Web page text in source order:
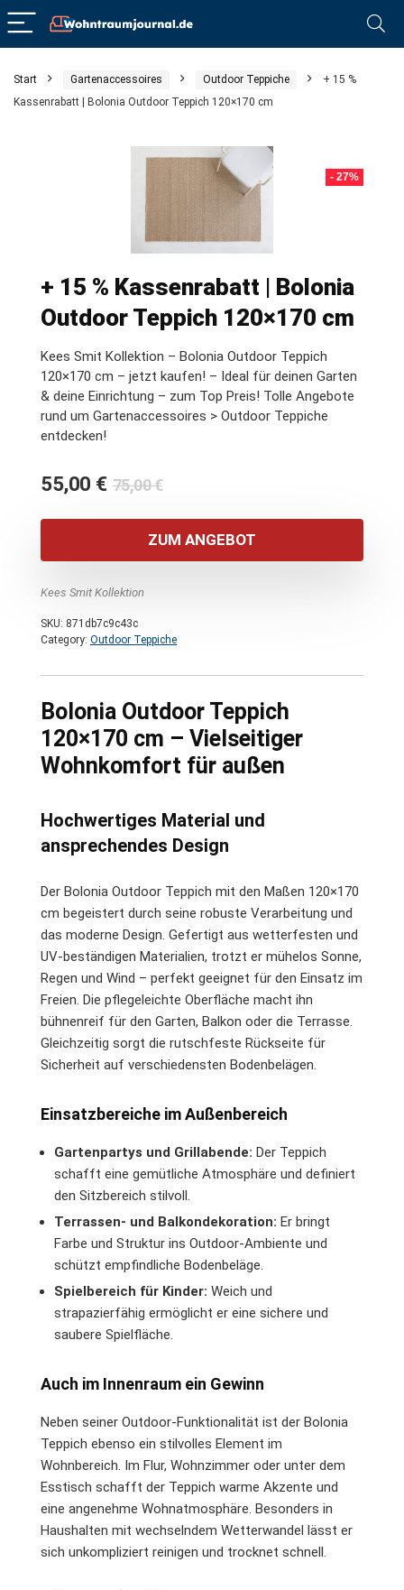
Start Gartenaccessoires Outdoor Teppiche
+ 15 %
Kassenrabatt | Bolonia Outdoor Teppich 120×170 cm
- 27%
+ 15 % Kassenrabatt | Bolonia
Outdoor Teppich 120×170 cm
Kees Smit Kollektion – Bolonia Outdoor Teppich
120×170 cm – jetzt kaufen! – Ideal für deinen Garten
& deine Einrichtung – zum Top Preis! Tolle Angebote
rund um Gartenaccessoires > Outdoor Teppiche
entdecken!
75,00€Ursprünglicher
war:
75,00 €
55,00 €
Aktueller
ist:
55,00 €.
ZUM ANGEBOT
Kees Smit Kollektion
SKU: 871db7c9c43c
Category: Outdoor Teppiche
Bolonia Outdoor Teppich
120×170 cm – Vielseitiger
Wohnkomfort für außen
Hochwertiges Material und
ansprechendes Design
Der Bolonia Outdoor Teppich mit den Maßen 120×170
cm begeistert durch seine robuste Verarbeitung und
das moderne Design. Gefertigt aus wetterfesten und
UV-beständigen Materialien, trotzt er mühelos Sonne,
Regen und Wind – perfekt geeignet für den Einsatz im
Freien. Die pflegeleichte Oberfläche macht ihn
bühnenreif für den Garten, Balkon oder die Terrasse.
Gleichzeitig sorgt die rutschfeste Rückseite für
Sicherheit auf verschiedensten Bodenbelägen.
Einsatzbereiche im Außenbereich
Gartenpartys und Grillabende: Der Teppich
schafft eine gemütliche Atmosphäre und definiert
den Sitzbereich stilvoll.
Terrassen- und Balkondekoration: Er bringt
Farbe und Struktur ins Outdoor-Ambiente und
schützt empfindliche Bodenbeläge.
Spielbereich für Kinder: Weich und
strapazierfähig ermöglicht er eine sichere und
saubere Spielfläche.
Auch im Innenraum ein Gewinn
Neben seiner Outdoor-Funktionalität ist der Bolonia
Teppich ebenso ein stilvolles Element im
Wohnbereich. Im Flur, Wohnzimmer oder unter dem
Esstisch schafft der Teppich warme Akzente und
eine angenehme Wohnatmosphäre. Besonders in
Haushalten mit wechselndem Wetterwandel lässt er
sich unkompliziert reinigen und trocknet schnell.